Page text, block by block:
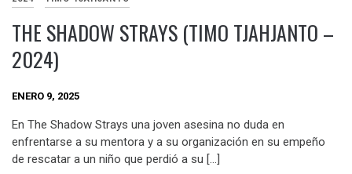
THE SHADOW STRAYS (TIMO TJAHJANTO –
2024)
ENERO 9, 2025
En The Shadow Strays una joven asesina no duda en
enfrentarse a su mentora y a su organización en su empeño
de rescatar a un niño que perdió a su […]